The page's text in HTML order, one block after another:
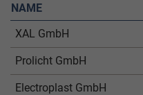
NAME
XAL GmbH
Prolicht GmbH
Electroplast GmbH